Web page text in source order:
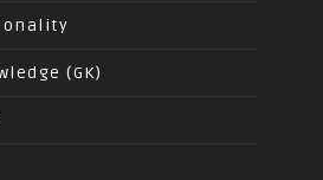
(GK)